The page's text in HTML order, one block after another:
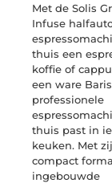
Met de Solis
Infuse
thuis een
koffie of
een ware
professionele
thuis past in
keuken. Met
compact
ingebouwde